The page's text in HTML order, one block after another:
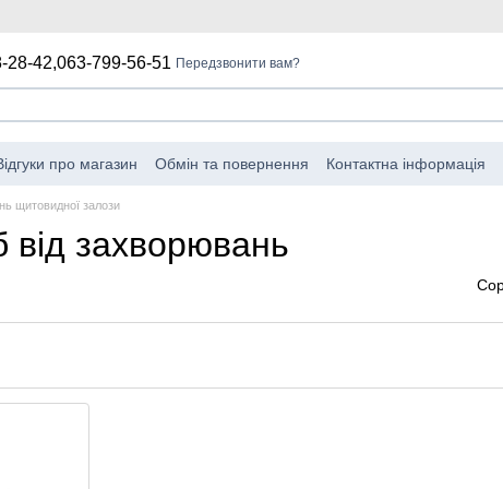
28-42,063-799-56-51 Передзвонити вам?
про магазин Обмін та повернення
Контактна інформація
щитовидної залози
захворювань